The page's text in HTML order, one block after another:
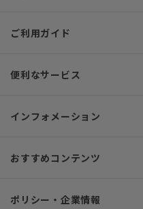
ご利用ガイド
便利なサービス
インフォメーション
おすすめコンテンツ
ポリシー・企業情報